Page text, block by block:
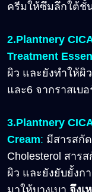
ครีมให้ซึมลึกใต้ชั้
2.Plantnery
Treatment
ผิว และยังทำให้ผิ
และ6 จากราสเบ
3.Plantnery
Cream: มีสารสกั
Cholesterol สาร
ผิว และยังยับยั้งก